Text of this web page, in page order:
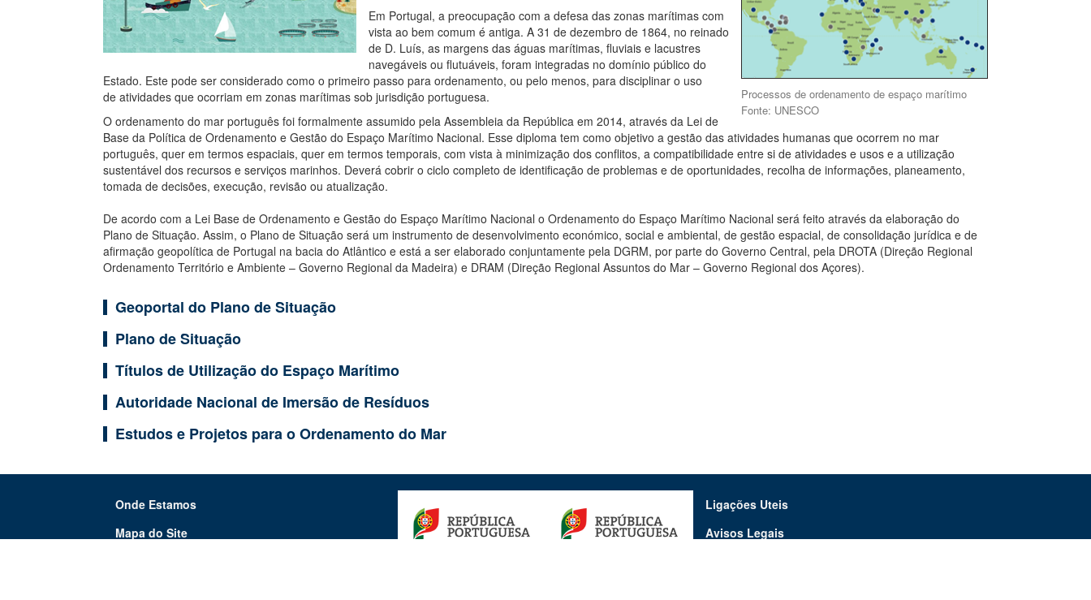
Processos de ordenamento de espaço marítimo
Fonte: UNESCO
Em Portugal, a preocupação com a defesa das zonas marítimas com
vista ao bem comum é antiga. A 31 de dezembro de 1864, no reinado
de D. Luís, as margens das águas marítimas, fluviais e lacustres
navegáveis ou flutuáveis, foram integradas no domínio público do
Estado. Este pode ser considerado como o primeiro passo para ordenamento, ou pelo menos, para disciplinar o uso
de atividades que ocorriam em zonas marítimas sob jurisdição portuguesa.
O ordenamento do mar português foi formalmente assumido pela Assembleia da República em 2014, através da Lei de
Base da Política de Ordenamento e Gestão do Espaço Marítimo Nacional. Esse diploma tem como objetivo a gestão das atividades humanas que ocorrem no mar
português, quer em termos espaciais, quer em termos temporais, com vista à minimização dos conflitos, a compatibilidade entre si de atividades e usos e a utilização
sustentável dos recursos e serviços marinhos. Deverá cobrir o ciclo completo de identificação de problemas e de oportunidades, recolha de informações, planeamento,
tomada de decisões, execução, revisão ou atualização.
De acordo com a Lei Base de Ordenamento e Gestão do Espaço Marítimo Nacional o Ordenamento do Espaço Marítimo Nacional será feito através da elaboração do
Plano de Situação. Assim, o Plano de Situação será um instrumento de desenvolvimento económico, social e ambiental, de gestão espacial, de consolidação jurídica e de
afirmação geopolítica de Portugal na bacia do Atlântico e está a ser elaborado conjuntamente pela DGRM, por parte do Governo Central, pela DROTA (Direção Regional
Ordenamento Território e Ambiente – Governo Regional da Madeira) e DRAM (Direção Regional Assuntos do Mar – Governo Regional dos Açores).
Geoportal do Plano de Situação
Plano de Situação
Títulos de Utilização do Espaço Marítimo
Autoridade Nacional de Imersão de Resíduos
Estudos e Projetos para o Ordenamento do Mar
Onde Estamos
Mapa do Site
Ligações Uteis
Avisos Legais